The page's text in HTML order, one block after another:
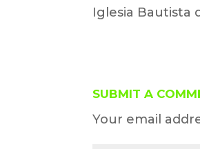
Iglesia Bautista
SUBMIT A
Your email